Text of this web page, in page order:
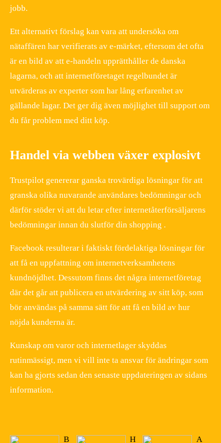
jobb.
Ett alternativt förslag kan vara att undersöka om
nätaffären har verifierats av e-märket, eftersom det ofta
är en bild av att e-handeln upprätthåller de danska
lagarna, och att internetföretaget regelbundet är
utvärderas av experter som har lång erfarenhet av
gällande lagar. Det ger dig även möjlighet till support om
du får problem med ditt köp.
Handel via webben växer explosivt
Trustpilot genererar ganska trovärdiga lösningar för att
granska olika nuvarande användares bedömningar och
därför stöder vi att du letar efter internetåterförsäljarens
bedömningar innan du slutför din shopping .
Facebook resulterar i faktiskt fördelaktiga lösningar för
att få en uppfattning om internetverksamhetens
kundnöjdhet. Dessutom finns det några internetföretag
där det går att publicera en utvärdering av sitt köp, som
bör användas på samma sätt för att få en bild av hur
nöjda kunderna är.
Kunskap om varor och internetlager skyddas
rutinmässigt, men vi vill inte ta ansvar för ändringar som
kan ha gjorts sedan den senaste uppdateringen av sidans
information.
B
H
A